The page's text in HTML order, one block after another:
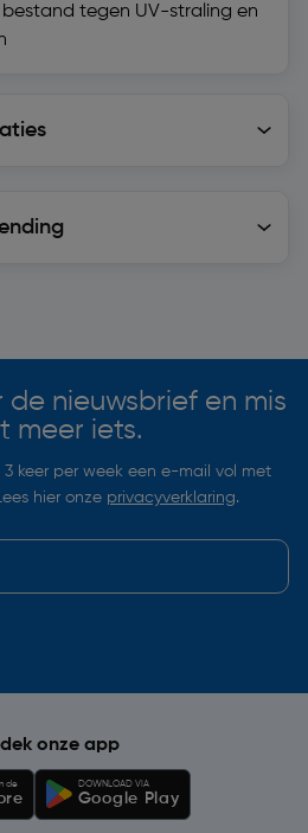
bestand tegen UV-straling en
de nieuwsbrief en mis
meer iets.
keer per week een e-mail vol met
hier onze privacyverklaring.
onze app
de DOWNLOAD VIA
Google Play